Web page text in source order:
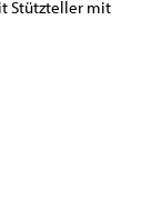
Stützteller mit